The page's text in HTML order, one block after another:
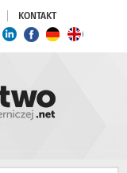
KONTAKT